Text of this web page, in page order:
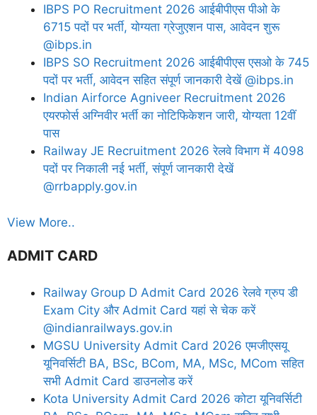
IBPS PO Recruitment 2026 आईबीपीएस पीओ के
6715 पदों पर भर्ती, योग्यता ग्रेजुएशन पास, आवेदन शुरू
@ibps.in
IBPS SO Recruitment 2026 आईबीपीएस एसओ के 745
पदों पर भर्ती, आवेदन सहित संपूर्ण जानकारी देखें @ibps.in
Indian Airforce Agniveer Recruitment 2026
एयरफोर्स अग्निवीर भर्ती का नोटिफिकेशन जारी, योग्यता 12वीं
पास
Railway JE Recruitment 2026 रेलवे विभाग में 4098
पदों पर निकाली नई भर्ती, संपूर्ण जानकारी देखें
@rrbapply.gov.in
View More..
ADMIT CARD
Railway Group D Admit Card 2026 रेलवे ग्रुप डी
Exam City और Admit Card यहां से चेक करें
@indianrailways.gov.in
MGSU University Admit Card 2026 एमजीएसयू
यूनिवर्सिटी BA, BSc, BCom, MA, MSc, MCom सहित
सभी Admit Card डाउनलोड करें
Kota University Admit Card 2026 कोटा यूनिवर्सिटी